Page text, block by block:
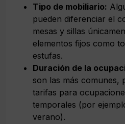
Tipo de mobiliario:
pueden diferenciar el
mesas y sillas
elementos fijos como
estufas.
Duración de la
son las más comunes,
tarifas para
temporales (por
verano).